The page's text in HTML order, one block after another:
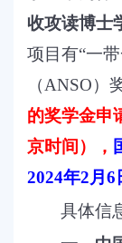
收攻读博士
项目有“一
（ANSO）
的奖学金申
京时间），
2024年2月
具体信